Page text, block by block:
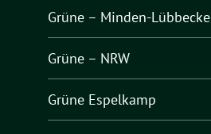
Grüne – Minden-Lübbecke
Grüne – NRW
Grüne Espelkamp